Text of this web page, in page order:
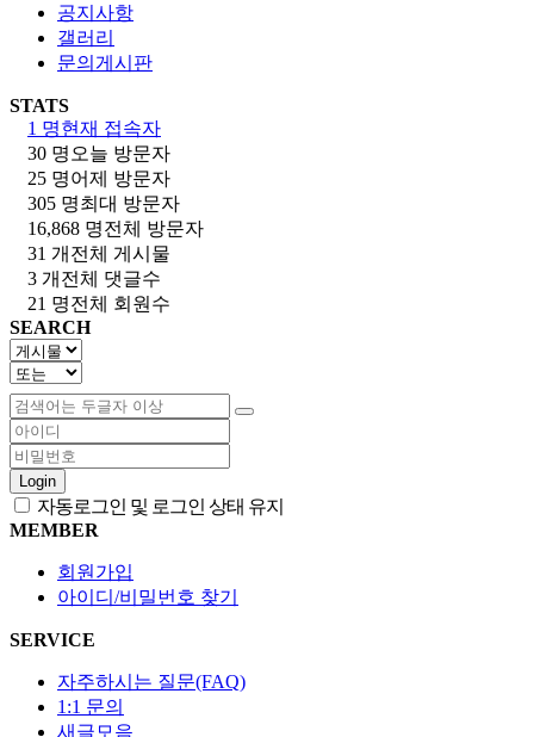
공지사항
갤러리
문의게시판
STATS
1 명현재 접속자
30 명 오늘 방문자
25 명어제 방문자
305 명최대 방문자
16,868 명전체 방문자
31 개 전체 게시물
3 개 전체 댓글수
21 명전체 회원수
SEARCH
Login
자동로그인 및 로그인 상태 유지
MEMBER
회원가입
아이디/비밀번호 찾기
SERVICE
자주하시는 질문(FAQ)
1:1 문의
새글모음